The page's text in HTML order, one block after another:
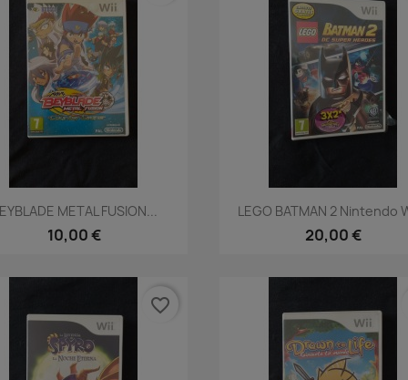
Vista rápida
METAL FUSION...
10,00 €
Vista rápida
LEGO BATMAN 2 Nintendo
20,00 €
favorite_border